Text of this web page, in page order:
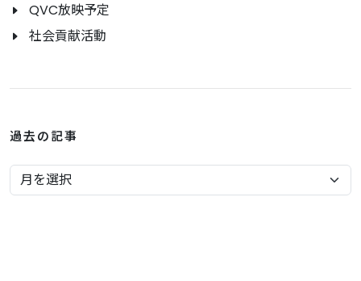
QVC放映予定
社会貢献活動
過去の記事